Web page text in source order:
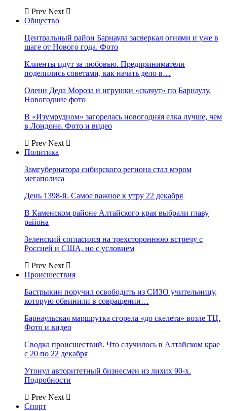
Prev Next
Общество
Центральный район Барнаула засверкал огнями и уже в
шаге от Нового года. Фото
Клиенты идут за любовью. Предприниматели
поделились советами, как начать дело в…
Олени Деда Мороза и игрушки «скачут» по Барнаулу.
Новогодние фото
В «Изумрудном» загорелась новогодняя елка лучше, чем
в Лондоне. Фото и видео
Prev Next
Политика
Замгубернатора сибирского региона стал мэром
мегаполиса
День 1398-й. Самое важное к утру 22 декабря
В Каменском районе Алтайского края выбрали главу
района
Зеленский согласился на трехстороннюю встречу с
Россией и США, но с условием
Prev Next
Происшествия
Бастрыкин поручил освободить из СИЗО учительницу,
которую обвинили в совращении…
Барнаульская маршрутка сгорела «до скелета» возле ТЦ.
Фото и видео
Сводка происшествий. Что случилось в Алтайском крае
с 20 по 22 декабря
Утонул авторитетный бизнесмен из лихих 90-х.
Подробности
Prev Next
Спорт